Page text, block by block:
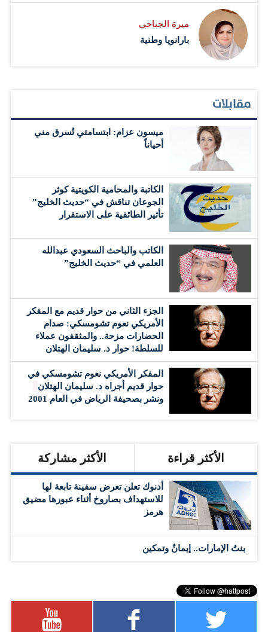
ميرة الجناحي
بارانويا وطنية
مقابلات
ميسون عزام: ابتسامتي تُسرق مني
أحياناً
الكاتبة والمحامية الكويتية كوثر
الجوعان تناقش في “حديث الخليج”
تأثير الطائفية على الاستقرار
الكاتب والباحث السعودي عبدالله
العلمي في “حديث الخليج”
الجزء الثاني من حوار قديم مع المفكر
الأمريكي نعوم تشومسكي: صدام
الحضارات مزحة.. والمثقفون عملاء
للسلطة! حوار د. سليمان الهتلان
المفكر الأمريكي نعوم تشومسكي في
حوار قديم أجراه د. سليمان الهتلان
ونشر بصحيفة الرياض في العام 2001
الأكثر قراءة الأكثر مشاركة
أدنوك تعلن تعرض سفينة تابعة لها
للاستهداف بصاروخ أثناء عبورها مضيق
هرمز
بنتُ الإمارات.. إيمانٌ وتمكين